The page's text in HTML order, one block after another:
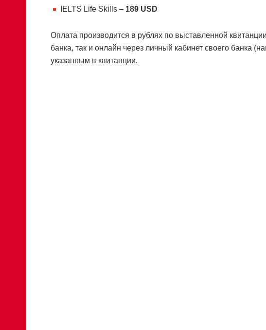
IELTS Life Skills – 189 USD
Оплата производится в рублях по выставленной
банка, так и онлайн через личный кабинет своего банка
указанным в квитанции.